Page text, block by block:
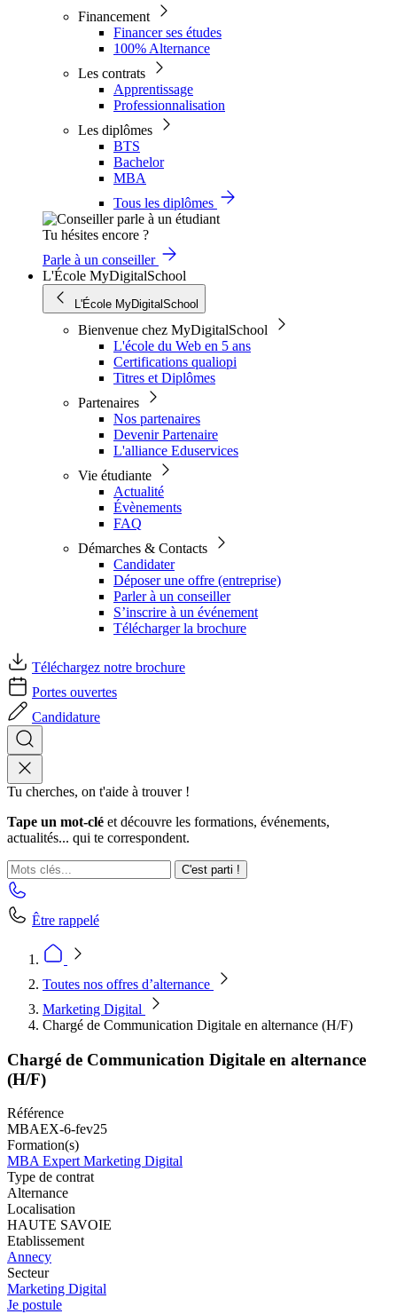
Financement
Financer ses études
100% Alternance
Les contrats
Apprentissage
Professionnalisation
Les diplômes
BTS
Bachelor
MBA
Tous les diplômes
Tu hésites encore ?
Parle à un conseiller
L'École MyDigitalSchool
L'École MyDigitalSchool
Bienvenue chez MyDigitalSchool
L'école du Web en 5 ans
Certifications qualiopi
Titres et Diplômes
Partenaires
Nos partenaires
Devenir Partenaire
L'alliance Eduservices
Vie étudiante
Actualité
Évènements
FAQ
Démarches & Contacts
Candidater
Déposer une offre (entreprise)
Parler à un conseiller
S’inscrire à un événement
Télécharger la brochure
Téléchargez notre brochure
Portes ouvertes
Candidature
Tu cherches, on t'aide à trouver !
Tape un mot-clé et découvre les formations, événements,
actualités... qui te correspondent.
C'est parti !
Être rappelé
Toutes nos offres d’alternance
Marketing Digital
Chargé de Communication Digitale en alternance (H/F)
Chargé de Communication Digitale en alternance
(H/F)
Référence
MBAEX-6-fev25
Formation(s)
MBA Expert Marketing Digital
Type de contrat
Alternance
Localisation
HAUTE SAVOIE
Etablissement
Annecy
Secteur
Marketing Digital
Je postule